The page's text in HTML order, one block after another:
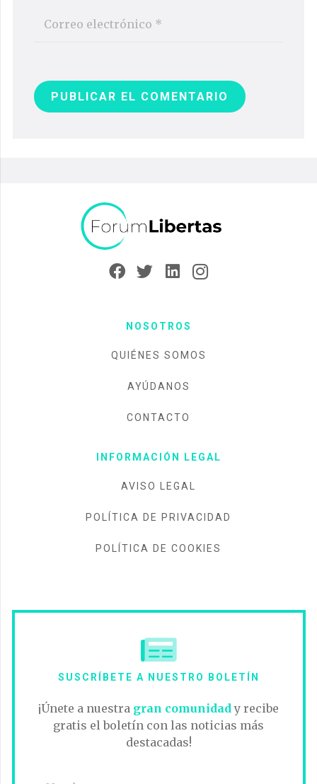
PUBLICAR EL COMENTARIO
NOSOTROS
QUIÉNES SOMOS
AYÚDANOS
CONTACTO
INFORMACIÓN LEGAL
AVISO LEGAL
POLÍTICA DE PRIVACIDAD
POLÍTICA DE COOKIES
SUSCRÍBETE A NUESTRO BOLETÍN
¡Únete a nuestra gran comunidad y recibe
gratis el boletín con las noticias más
destacadas!